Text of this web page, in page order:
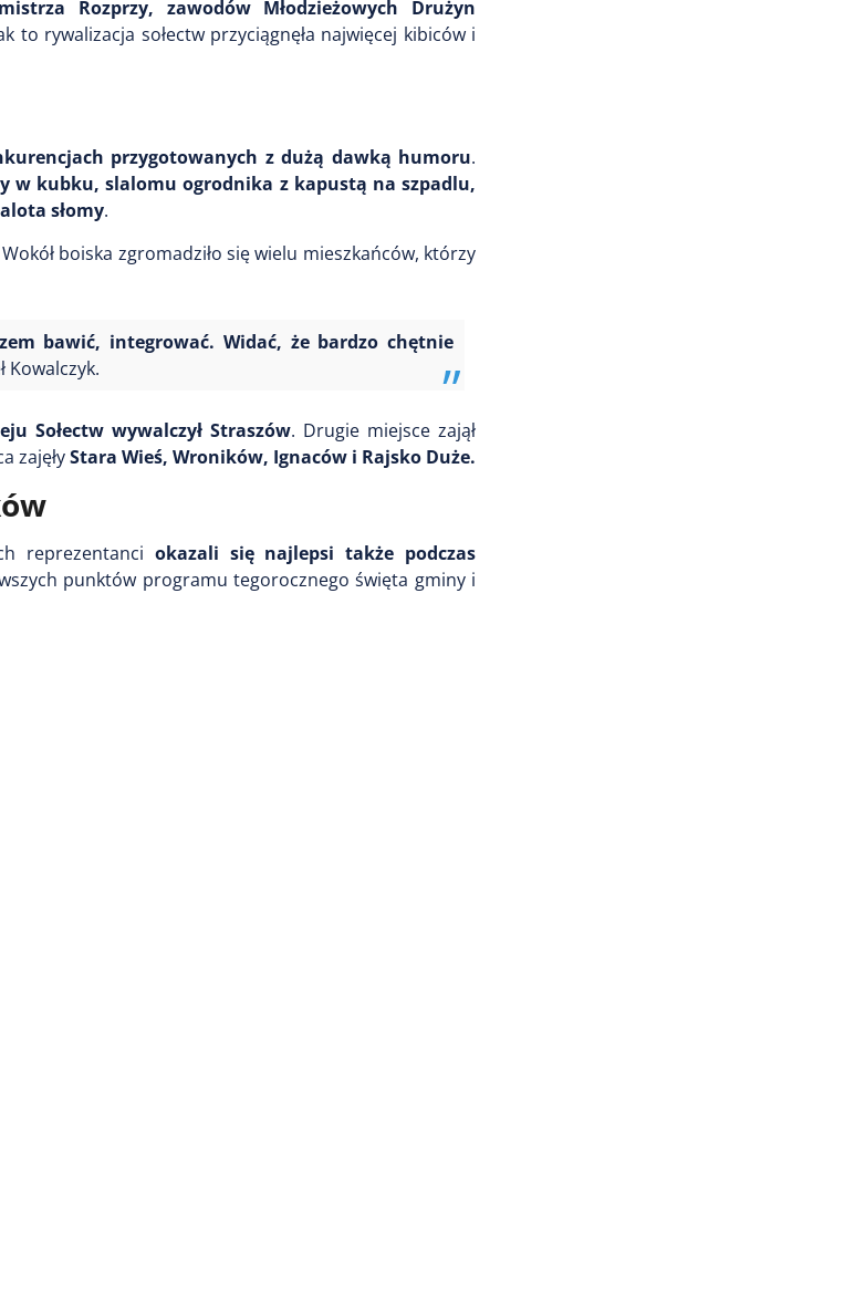
Rozprzy, zawodów Młodzieżowych Drużyn
to rywalizacja sołectw przyciągnęła najwięcej kibiców i
przygotowanych z dużą dawką humoru.
w kubku, slalomu ogrodnika z kapustą na szpadlu,
słomy.
Wokół boiska zgromadziło się wielu mieszkańców, którzy
bawić, integrować. Widać, że bardzo chętnie
Kowalczyk.
Sołectw wywalczył Straszów. Drugie miejsce zajął
zajęłyStara Wieś, Wroników, Ignaców i Rajsko Duże.
reprezentanci okazali się najlepsi także podczas
punktów programu tegorocznego święta gminy i